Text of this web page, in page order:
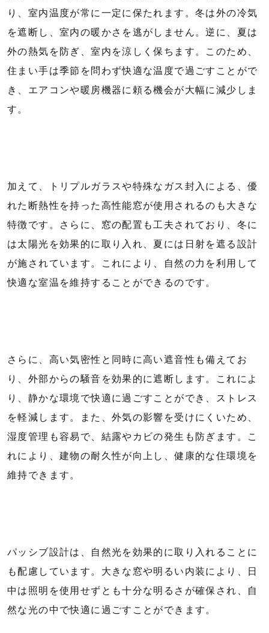
り、室内温度が常に一定に保たれます。冬は外の冷気
を遮断し、室内の暖かさを逃がしません。逆に、夏は
外の熱気を防ぎ、室内を涼しく保ちます。このため、
住まい手は季節を問わず快適な温度で過ごすことがで
き、エアコンや暖房機器に頼る機会が大幅に減少しま
す。
加えて、トリプルガラスや特殊なガス封入による、優
れた断熱性を持った高性能窓が使用されるのも大きな
特徴です。さらに、窓の配置も工夫されており、冬に
は太陽光を効果的に取り入れ、夏には日射を遮る設計
が施されています。これにより、自然の力を利用して
快適な室温を維持することができるのです。
さらに、高い気密性と同時に高い遮音性も備えてお
り、外部からの騒音を効果的に遮断します。これによ
り、静かな環境で快適に過ごすことができ、ストレス
を軽減します。また、外気の影響を受けにくいため、
湿度管理も容易で、結露やカビの発生も防ぎます。こ
れにより、建物の耐久性が向上し、健康的な住環境を
維持できます。
パッシブ設計は、自然光を効果的に取り入れることに
も配慮しています。大きな窓や明るい内装により、日
中は照明を使用せずとも十分な明るさが確保され、自
然な光の中で快適に過ごすことができます。